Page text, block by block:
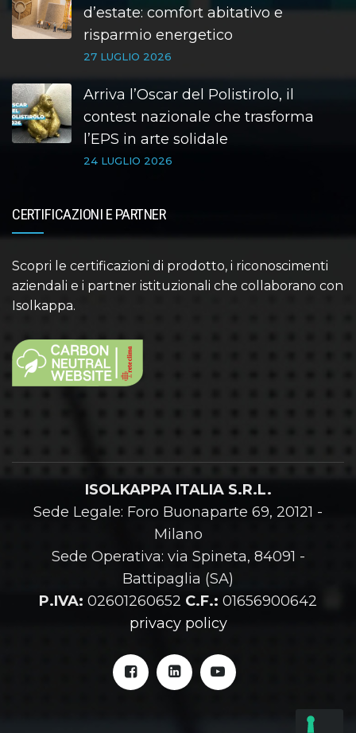
d’estate: comfort abitativo e
risparmio energetico
27 LUGLIO 2026
Arriva l’Oscar del Polistirolo, il
contest nazionale che trasforma
l’EPS in arte solidale
24 LUGLIO 2026
CERTIFICAZIONI E PARTNER
Scopri le certificazioni di prodotto, i riconoscimenti
aziendali e i partner istituzionali che collaborano con
Isolkappa.
ISOLKAPPA ITALIA S.R.L.
Sede Legale: Foro Buonaparte 69, 20121 -
Milano
Sede Operativa: via Spineta, 84091 -
Battipaglia (SA)
P.IVA: 02601260652 C.F.: 01656900642
privacy policy